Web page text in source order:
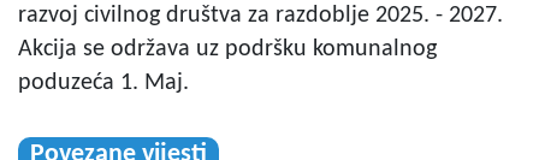
razvoj civilnog društva za razdoblje 2025. - 2027.
Akcija se održava uz podršku komunalnog
poduzeća 1. Maj.
Povezane vijesti